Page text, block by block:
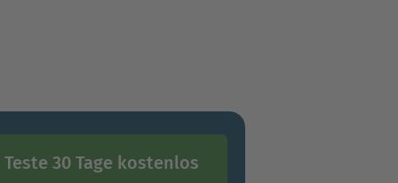
Teste 30 Tage kostenlos